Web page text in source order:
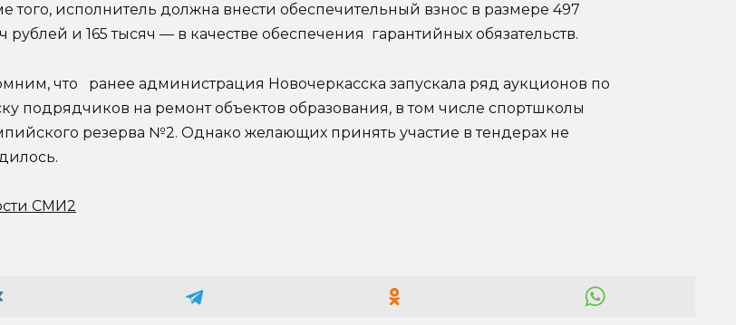
того, исполнитель должна внести обеспечительный взнос в размере 497
рублей и 165 тысяч — в качестве обеспечения гарантийных обязательств.
что ранее администрация Новочеркасска запускала ряд аукционов по
подрядчиков на ремонт объектов образования, в том числе спортшколы
резерва №2. Однако желающих принять участие в тендерах не
СМИ2